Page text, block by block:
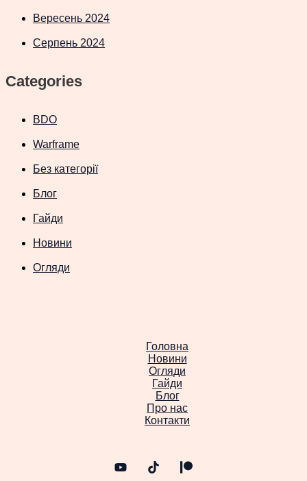
Вересень 2024
Серпень 2024
Categories
BDO
Warframe
Без категорії
Блог
Гайди
Новини
Огляди
Головна
Новини
Огляди
Гайди
Блог
Про нас
Контакти